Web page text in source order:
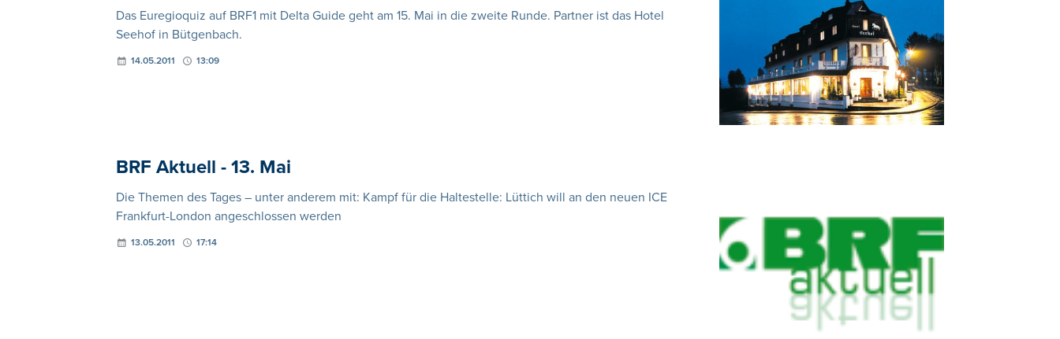
Das Euregioquiz auf BRF1 mit Delta Guide geht am 15. Mai in die zweite Runde. Partner ist das Hotel
Seehof in Bütgenbach.
14.05.2011 13:09
BRF Aktuell - 13. Mai
Die Themen des Tages – unter anderem mit: Kampf für die Haltestelle: Lüttich will an den neuen ICE
Frankfurt-London angeschlossen werden
13.05.2011 17:14